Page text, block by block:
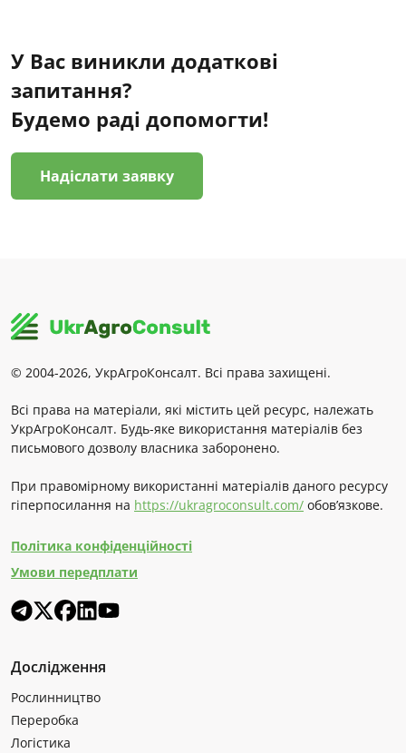
У Вас виникли додаткові
запитання?
Будемо раді допомогти!
Надіслати заявку
© 2004-2026, УкрАгроКонсалт. Всі права захищені.
Всі права на матеріали, які містить цей ресурс, належать
УкрАгроКонсалт. Будь-яке використання матеріалів без
письмового дозволу власника заборонено.
При правомірному використанні матеріалів даного ресурсу
гіперпосилання на https://ukragroconsult.com/ обов’язкове.
Політика конфіденційності
Умови передплати
Дослідження
Рослинництво
Переробка
Логістика